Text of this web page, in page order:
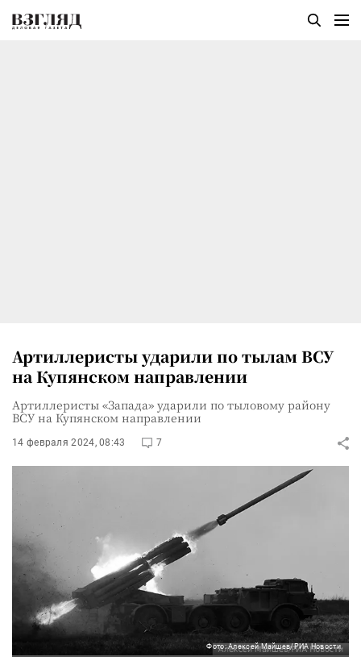
Артиллеристы ударили по тылам ВСУ
на Купянском направлении
Артиллеристы «Запада» ударили по тыловому району
ВСУ на Купянском направлении
14 февраля 2024, 08:43 7
Фото: Алексей Майшев/РИА Новости